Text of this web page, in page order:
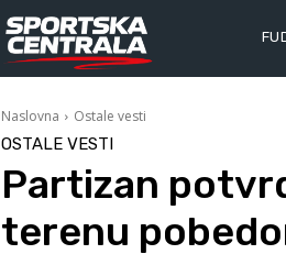
Naslovna Ostale vesti
OSTALE VESTI
Partizan
terenu